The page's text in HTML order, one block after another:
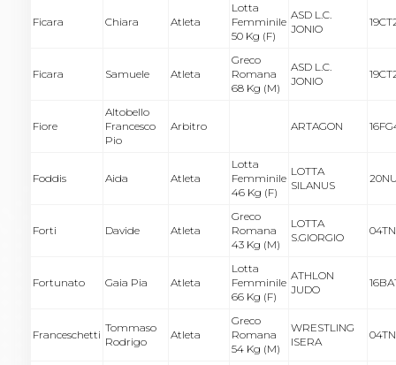
Ficara Chiara Atleta
Lotta
Femminile
50 Kg (F)
ASD L.C.
JONIO
Ficara Samuele Atleta
Greco
Romana
68 Kg (M)
ASD L.C.
JONIO
Fiore
Altobello
Francesco
Pio
Arbitro ARTAGON
Foddis Aida Atleta
Lotta
Femminile
46 Kg (F)
LOTTA
SILANUS
Forti Davide Atleta
Greco
Romana
43 Kg (M)
LOTTA
S.GIORGIO
Fortunato Gaia Pia Atleta
Lotta
Femminile
66 Kg (F)
ATHLON
JUDO
Franceschetti
Tommaso
Rodrigo
Atleta
Greco
Romana
54 Kg (M)
WRESTLING
ISERA